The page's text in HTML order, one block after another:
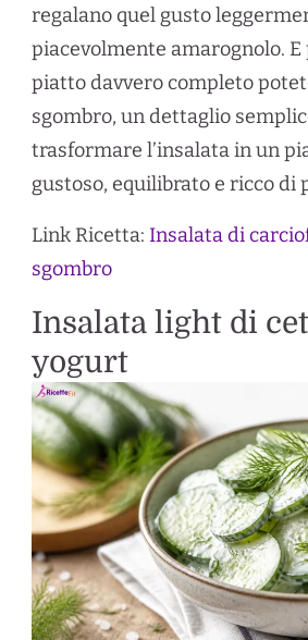
regalano quel gusto
piacevolmente amarognolo.
piatto davvero completo
sgombro, un dettaglio
trasformare l’insalata in un
gustoso, equilibrato e ricco di
Link Ricetta: Insalata di
sgombro
Insalata light di
yogurt